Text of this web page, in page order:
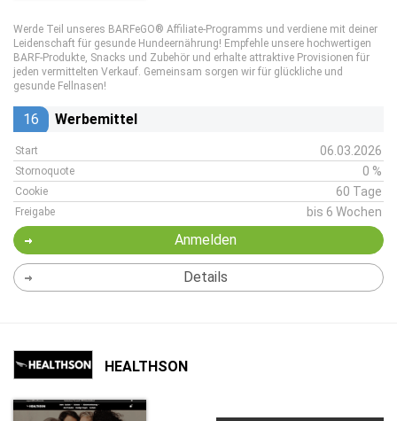
Werde Teil unseres BARFeGO® Affiliate-Programms und verdiene mit deiner
Leidenschaft für gesunde Hundeernährung! Empfehle unsere hochwertigen
BARF-Produkte, Snacks und Zubehör und erhalte attraktive Provisionen für
jeden vermittelten Verkauf. Gemeinsam sorgen wir für glückliche und
gesunde Fellnasen!
16 Werbemittel
Start 06.03.2026
Stornoquote 0 %
Cookie 60 Tage
Freigabe bis 6 Wochen
Anmelden
Details
HEALTHSON